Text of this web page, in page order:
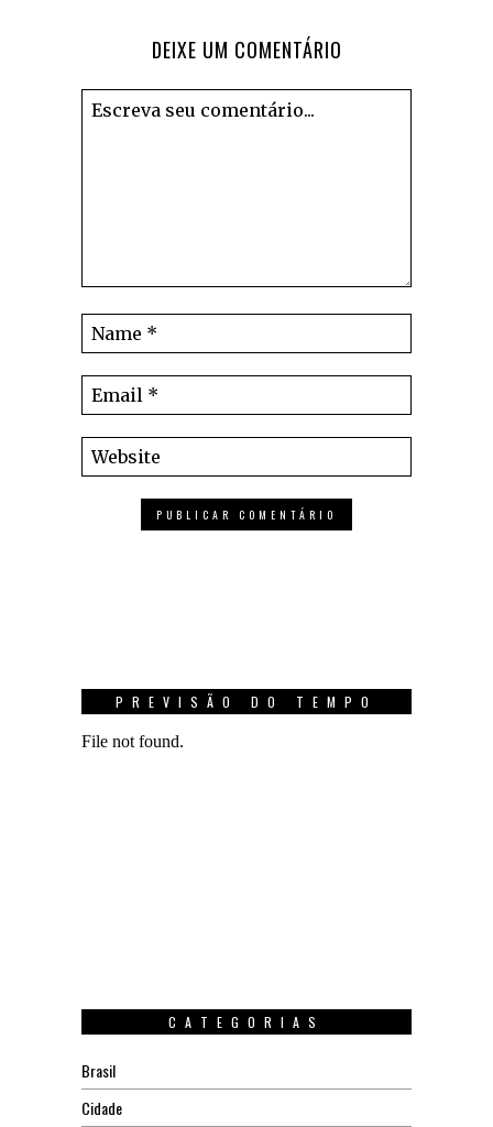
DEIXE UM COMENTÁRIO
PREVISÃO DO TEMPO
CATEGORIAS
Brasil
Cidade